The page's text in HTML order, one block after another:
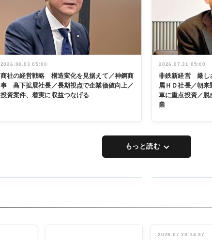
2026.08.03 05:00
商社の経営戦略 構造変化を見据えて／神鋼商
事 髙下拡展社長／長期視点で企業価値向上／
投資案件、着実に収益つなげる
2026.07.31 05:00
非鉄新経営 厳し
属ＨＤ社長／朝
車に重点投資／脱
業
もっと読む
念祝う 業界
2026.07.28 14:37